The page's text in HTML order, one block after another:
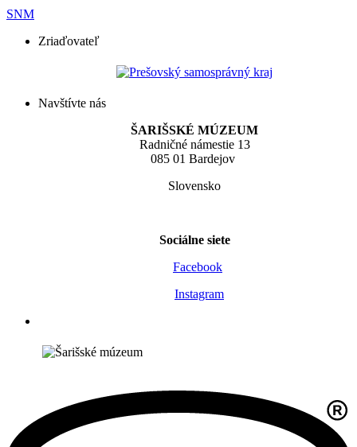
SNM
Zriaďovateľ
Navštívte nás
ŠARIŠSKÉ MÚZEUM
Radničné námestie 13
085 01 Bardejov
Slovensko
Sociálne siete
Facebook
Instagram